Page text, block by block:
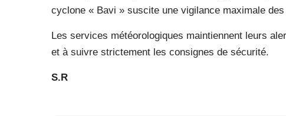
cyclone « Bavi » suscite une vigilance maximale
Les services météorologiques maintiennent leurs
et à suivre strictement les consignes de sécurité.
S.R